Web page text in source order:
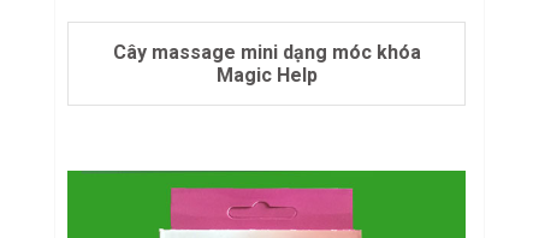
Cây massage mini dạng móc khóa
Magic Help